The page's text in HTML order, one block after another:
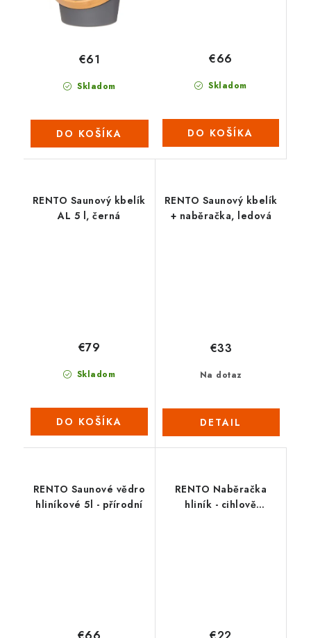
Skladom
€61
DO KOŠÍKA
Skladom
€66
DO KOŠÍKA
RENTO Saunový kbelík
AL 5 l, černá
Skladom
€79
DO KOŠÍKA
RENTO Saunový kbelík
+ naběračka, ledová
Na dotaz
€33
DETAIL
RENTO Saunové vědro
hliníkové 5l - přírodní
RENTO Naběračka
hliník - cihlově